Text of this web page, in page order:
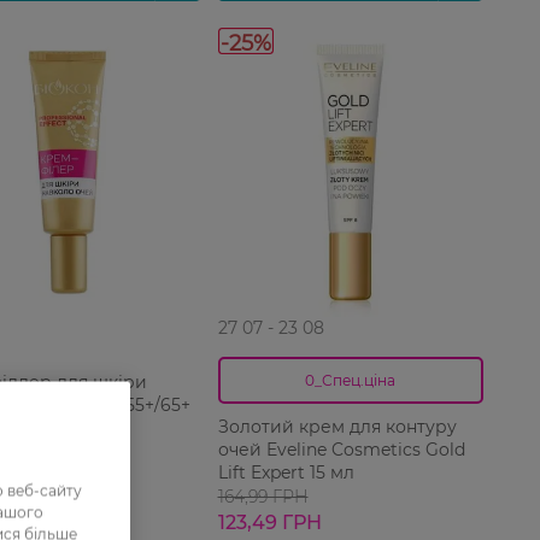
для шкіри
очей Біокон 55+/65+
-25%
27 07 - 23 08
0_Спец.ціна
Золотий крем для контуру
очей Eveline Cosmetics Gold
Lift Expert 15 мл
164,99 ГРН
123,49 ГРН
сайту
більше